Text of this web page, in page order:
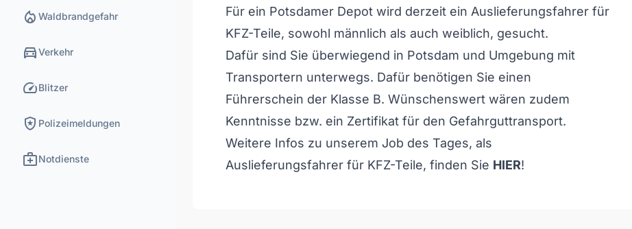
local_fire_department Waldbrandgefahr
directions_carVerkehr
speedBlitzer
local_police Polizeimeldungen
medical_servicesNotdienste
Für ein Potsdamer Depot wird derzeit ein Auslieferungsfahrer für
KFZ-Teile, sowohl männlich als auch weiblich, gesucht.
Dafür sind Sie überwiegend in Potsdam und Umgebung mit
Transportern unterwegs. Dafür benötigen Sie einen
Führerschein der Klasse B. Wünschenswert wären zudem
Kenntnisse bzw. ein Zertifikat für den Gefahrguttransport.
Weitere Infos zu unserem Job des Tages, als
Auslieferungsfahrer für KFZ-Teile, finden Sie HIER!